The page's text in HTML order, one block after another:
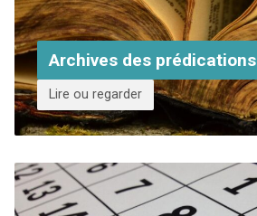
Archives des prédications
Lire ou regarder